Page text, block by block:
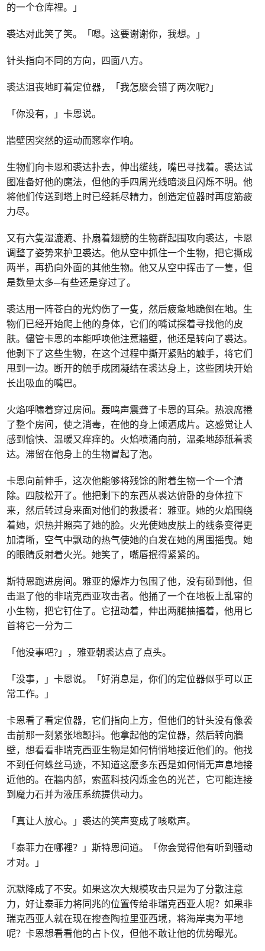
的一个仓库裡。」
裘达对此笑了笑。「嗯。这要谢谢你，我想。」
针头指向不同的方向，四面八方。
裘达沮丧地盯着定位器，「我怎麽会错了两次呢?」
「你没有，」卡恩说。
牆壁因突然的运动而窸窣作响。
生物们向卡恩和裘达扑去，伸出缆线，嘴巴寻找着。裘达试
图准备好他的魔法，但他的手四周光线暗淡且闪烁不明。他
将他们传送到塔上时已经耗尽精力，创造定位器时再度筋疲
力尽。
又有六隻湿漉漉、扑扇着翅膀的生物群起围攻向裘达，卡恩
调整了姿势来护卫裘达。他从空中抓住一个生物，把它撕成
两半，再扔向外面的其他生物。他又从空中挥击了一隻，但
是数量太多─有些还是穿过了。
裘达用一阵苍白的光灼伤了一隻，然后疲惫地跪倒在地。生
物们已经开始爬上他的身体，它们的嘴试探着寻找他的皮
肤。儘管卡恩的本能呼唤他注意牆壁，他还是转向了裘达。
他剥下了这些生物，在这个过程中撕开紧贴的触手，将它们
甩到一边。断开的触手成团凝结在裘达身上，这些团块开始
长出吸血的嘴巴。
火焰呼啸着穿过房间。轰鸣声震聋了卡恩的耳朵。热浪席捲
了整个房间，使之消毒，在他的身上倾洒成片。这感觉让人
感到愉快、温暖又痒痒的。火焰喷涌向前，温柔地舔舐着裘
达。滞留在他身上的生物冒起了泡。
卡恩向前伸手，这次他能够将残馀的附着生物一个一个清
除。四肢松开了。他把剩下的东西从裘达俯卧的身体拉下
来，然后转过身来面对他们的救援者：雅亚。她的火焰围绕
着她，炽热并照亮了她的脸。火光使她皮肤上的线条变得更
加清晰，空气中飘动的热气使她的白发在她的周围摇曳。她
的眼睛反射着火光。她笑了，嘴唇抿得紧紧的。
斯特恩跑进房间。雅亚的爆炸力包围了他，没有碰到他，但
击退了他的非瑞克西亚攻击者。他捅了一个在地板上乱窜的
小生物，把它钉住了。它扭动着，伸出两腿抽搐着，他用匕
首将它一分为二
「他没事吧?」，雅亚朝裘达点了点头。
「没事，」卡恩说。「好消息是，你们的定位器似乎可以正
常工作。」
卡恩看了看定位器，它们指向上方，但他们的针头没有像袭
击前那一刻紧张地颤抖。他拿起他的定位器，然后转向牆
壁，想看看非瑞克西亚生物是如何悄悄地接近他们的。他找
不到任何蛛丝马迹，不知道这麽多东西是如何悄无声息地接
近他的。在牆内部，索蓝科技闪烁金色的光芒，它可能连接
到魔力石并为液压系统提供动力。
「真让人放心。」裘达的笑声变成了咳嗽声。
「泰菲力在哪裡？」斯特恩问道。「你会觉得他有听到骚动
才对。」
沉默降成了不安。如果这次大规模攻击只是为了分散注意
力，好让泰菲力将同兆的位置传给非瑞克西亚人呢？如果非
瑞克西亚人就在现在搜查陶拉里亚西境，将海岸夷为平地
呢？卡恩想看看他的占卜仪，但他不敢让他的优势曝光。